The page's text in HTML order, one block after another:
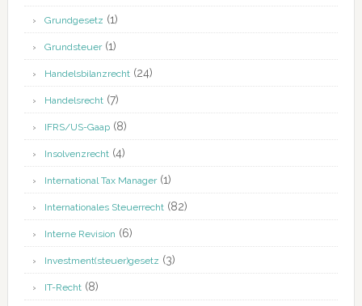
Grundgesetz (1)
Grundsteuer(1)
Handelsbilanzrecht(24)
Handelsrecht(7)
IFRS/US-Gaap(8)
Insolvenzrecht(4)
International Tax Manager(1)
Internationales Steuerrecht(82)
Interne Revision (6)
Investment(steuer)gesetz (3)
IT-Recht(8)